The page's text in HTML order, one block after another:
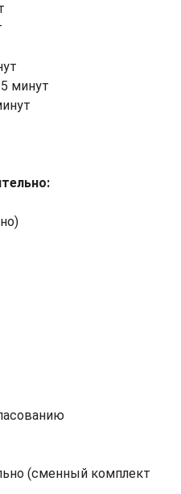
минут
(сменный комплект